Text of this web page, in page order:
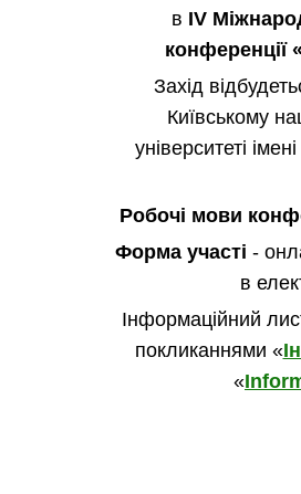
в IV
Захід
Київському
університеті
Робочі мови
Форма участі -
в
Інформаційний
покликаннями «
«